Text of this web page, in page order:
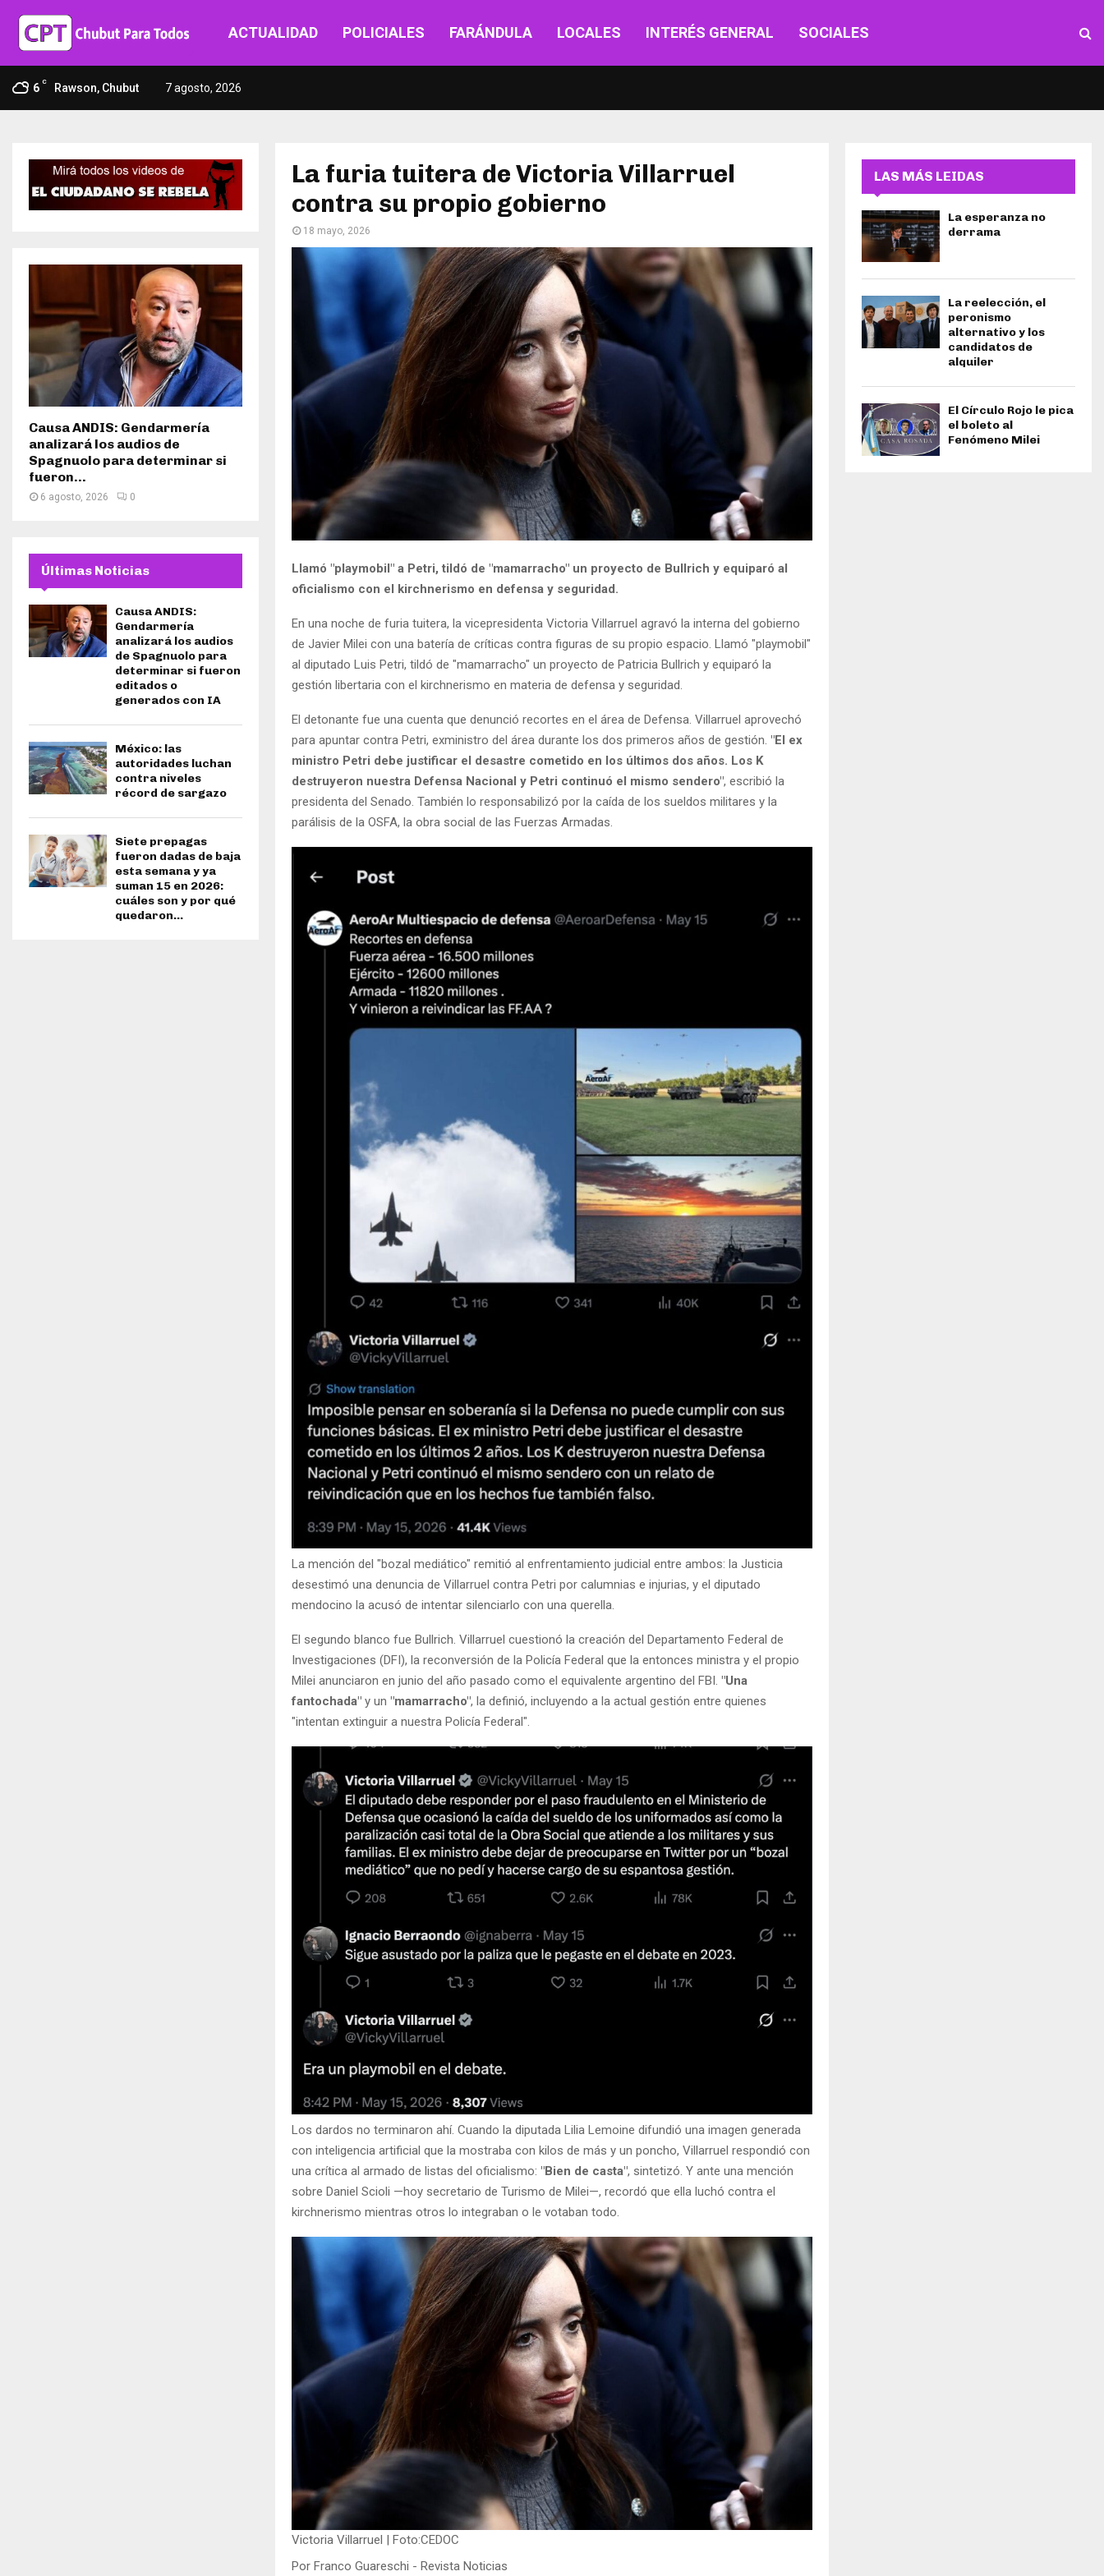
ACTUALIDAD POLICIALES FARÁNDULA LOCALES INTERÉS GENERAL SOCIALES
6 C Rawson, Chubut 7 agosto, 2026
La furia tuitera de Victoria Villarruel
contra su propio gobierno
18 mayo, 2026
Llamó "playmobil" a Petri, tildó de "mamarracho" un proyecto de Bullrich y equiparó al
oficialismo con el kirchnerismo en defensa y seguridad.
En una noche de furia tuitera, la vicepresidenta Victoria Villarruel agravó la interna del gobierno
de Javier Milei con una batería de críticas contra figuras de su propio espacio. Llamó "playmobil"
al diputado Luis Petri, tildó de "mamarracho" un proyecto de Patricia Bullrich y equiparó la
gestión libertaria con el kirchnerismo en materia de defensa y seguridad.
El detonante fue una cuenta que denunció recortes en el área de Defensa. Villarruel aprovechó
para apuntar contra Petri, exministro del área durante los dos primeros años de gestión. "El ex
ministro Petri debe justificar el desastre cometido en los últimos dos años. Los K
destruyeron nuestra Defensa Nacional y Petri continuó el mismo sendero", escribió la
presidenta del Senado. También lo responsabilizó por la caída de los sueldos militares y la
parálisis de la OSFA, la obra social de las Fuerzas Armadas.
La mención del "bozal mediático" remitió al enfrentamiento judicial entre ambos: la Justicia
desestimó una denuncia de Villarruel contra Petri por calumnias e injurias, y el diputado
mendocino la acusó de intentar silenciarlo con una querella.
El segundo blanco fue Bullrich. Villarruel cuestionó la creación del Departamento Federal de
Investigaciones (DFI), la reconversión de la Policía Federal que la entonces ministra y el propio
Milei anunciaron en junio del año pasado como el equivalente argentino del FBI. "Una
fantochada" y un "mamarracho", la definió, incluyendo a la actual gestión entre quienes
"intentan extinguir a nuestra Policía Federal".
Los dardos no terminaron ahí. Cuando la diputada Lilia Lemoine difundió una imagen generada
con inteligencia artificial que la mostraba con kilos de más y un poncho, Villarruel respondió con
una crítica al armado de listas del oficialismo: "Bien de casta", sintetizó. Y ante una mención
sobre Daniel Scioli —hoy secretario de Turismo de Milei—, recordó que ella luchó contra el
kirchnerismo mientras otros lo integraban o le votaban todo.
Victoria Villarruel | Foto:CEDOC
Por Franco Guareschi - Revista Noticias
Causa ANDIS: Gendarmería
analizará los audios de
Spagnuolo para determinar si
fueron...
6 agosto, 2026 0
Últimas Noticias
Causa ANDIS:
Gendarmería
analizará los audios
de Spagnuolo para
determinar si fueron
editados o
generados con IA
México: las
autoridades luchan
contra niveles
récord de sargazo
Siete prepagas
fueron dadas de baja
esta semana y ya
suman 15 en 2026:
cuáles son y por qué
quedaron...
LAS MÁS LEIDAS
La esperanza no
derrama
La reelección, el
peronismo
alternativo y los
candidatos de
alquiler
El Círculo Rojo le pica
el boleto al
Fenómeno Milei